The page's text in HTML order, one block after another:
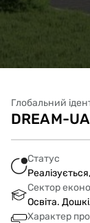
Глобальний
DREAM-
Статус
Сектор
Освіта.
Характер